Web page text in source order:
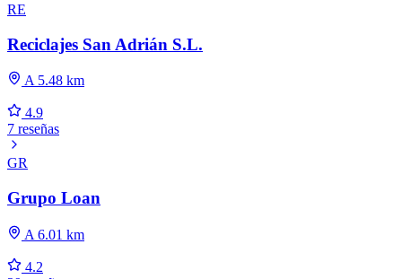
RE
Reciclajes San Adrián S.L.
A 5.48 km
4.9
7 reseñas
GR
Grupo Loan
A 6.01 km
4.2